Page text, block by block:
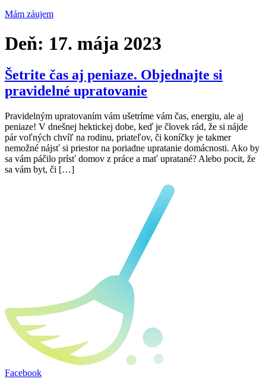
Mám záujem
Deň: 17. mája 2023
Šetrite čas aj peniaze. Objednajte si
pravidelné upratovanie
Pravidelným upratovaním vám ušetríme vám čas, energiu, ale aj
peniaze! V dnešnej hektickej dobe, keď je človek rád, že si nájde
pár voľných chvíľ na rodinu, priateľov, či koníčky je takmer
nemožné nájsť si priestor na poriadne upratanie domácnosti. Ako by
sa vám páčilo prísť domov z práce a mať upratané? Alebo pocit, že
sa vám byt, či […]
Facebook